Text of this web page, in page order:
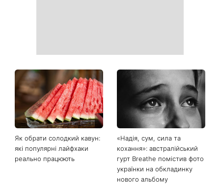
Як обрати солодкий кавун:
які популярні лайфхаки
реально працюють
«Надія, сум, сила та
кохання»: австралійський
гурт Breathe помістив фото
українки на обкладинку
нового альбому